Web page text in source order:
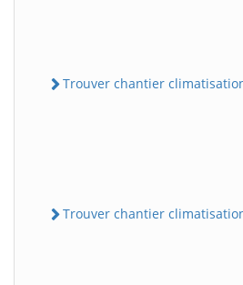
Trouver chantier
Trouver chantier climatisation